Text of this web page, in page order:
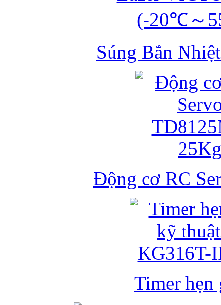
Súng Bắn
Động cơ RC
Timer hẹn